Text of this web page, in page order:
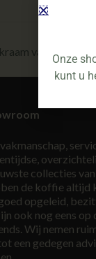
van de Kamp
collecties van
de koffie altijd
opgeleid,
ook nog eens op
Wij nemen
een gedegen
Onze
kunt u